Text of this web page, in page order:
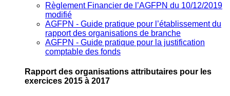
Règlement Financier de l’AGFPN du 10/12/2019
modifié
AGFPN ‐ Guide pratique pour l’établissement du
rapport des organisations de branche
AGFPN ‐ Guide pratique pour la justification
comptable des fonds
Rapport des organisations attributaires pour les
exercices 2015 à 2017